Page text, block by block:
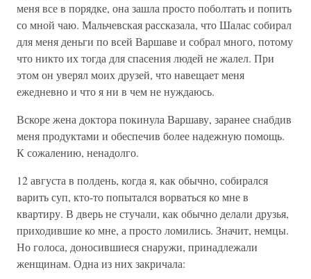
меня все в порядке, она зашла просто поболтать и попить
со мной чаю. Мальчевская рассказала, что Шалас собирал
для меня деньги по всей Варшаве и собрал много, потому
что никто их тогда для спасения людей не жалел. При
этом он уверял моих друзей, что навещает меня
ежедневно и что я ни в чем не нуждаюсь.
Вскоре жена доктора покинула Варшаву, заранее снабдив
меня продуктами и обеспечив более надежную помощь.
К сожалению, ненадолго.
12 августа в полдень, когда я, как обычно, собирался
варить суп, кто-то попытался ворваться ко мне в
квартиру. В дверь не стучали, как обычно делали друзья,
приходившие ко мне, а просто ломились. Значит, немцы.
Но голоса, доносившиеся снаружи, принадлежали
женщинам. Одна из них закричала: